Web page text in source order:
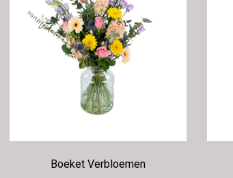
Boeket Verbloemen